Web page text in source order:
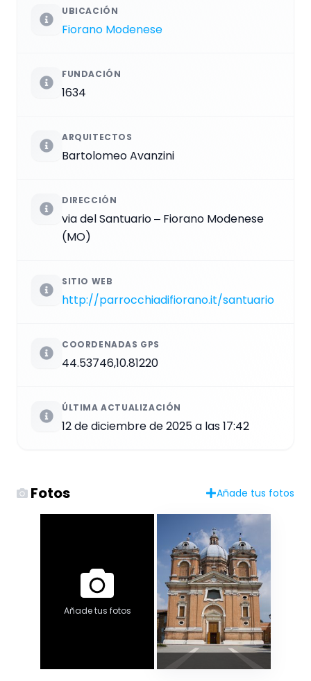
UBICACIÓN
Fiorano Modenese
FUNDACIÓN
1634
ARQUITECTOS
Bartolomeo Avanzini
DIRECCIÓN
via del Santuario ‒ Fiorano Modenese
(MO)
SITIO WEB
http://parrocchiadifiorano.it/santuario
COORDENADAS GPS
44.53746,10.81220
ÚLTIMA ACTUALIZACIÓN
12 de diciembre de 2025 a las 17:42
Fotos Añade tus fotos
Añade tus fotos